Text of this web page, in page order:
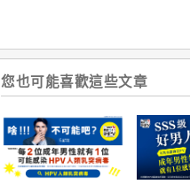
您也可能喜歡這些文章